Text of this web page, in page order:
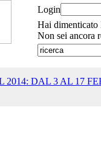
Login
Hai dimenticato
Non sei ancora
2014: DAL 3 AL 17